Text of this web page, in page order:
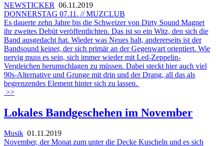
NEWSTICKER 06.11.2019
DONNERSTAG 07.11. // MUZCLUB
Es dauerte zehn Jahre bis die Schweizer von Dirty Sound Magnet
ihr zweites Debüt veröffentlichten. Das ist so ein Witz, den sich die
Band ausgedacht hat. Wieder was Neues halt, andererseits ist der
Bandsound keiner, der sich primär an der Gegenwart orientiert. Wie
nervig muss es sein, sich immer wieder mit Led-Zeppelin-
Vergleichen herumschlagen zu müssen. Dabei steckt hier auch viel
90s-Alternative und Grunge mit drin und der Drang, all das als
begrenzendes Element hinter sich zu lassen.
>>
Lokales Bandgeschehen im November
Musik 01.11.2019
November, der Monat zum unter die Decke Kuscheln und es sich